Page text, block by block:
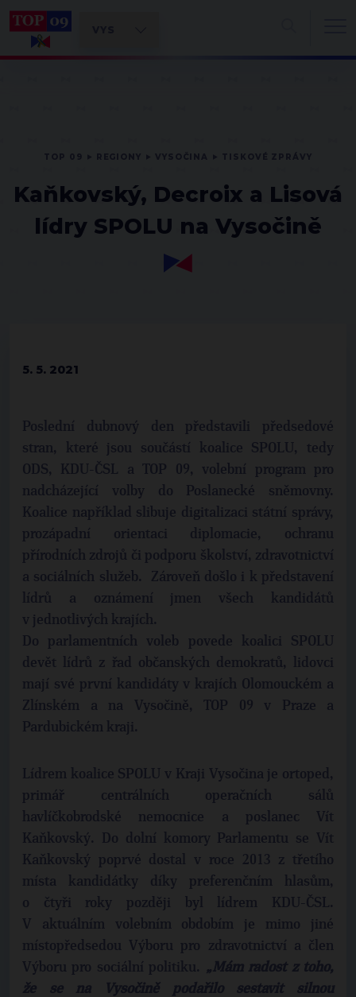
Kaňkovský, Decroix a Lisová
lídry SPOLU na Vysočině
5. 5. 2021
Poslední dubnový den představili předsedové
stran, které jsou součástí koalice SPOLU, tedy
ODS, KDU-ČSL a TOP 09, volební program pro
nadcházející volby do Poslanecké sněmovny.
Koalice například slibuje digitalizaci státní správy,
prozápadní orientaci diplomacie, ochranu
přírodních zdrojů či podporu školství, zdravotnictví
a sociálních služeb. Zároveň došlo i k představení
lídrů a oznámení jmen všech kandidátů
v jednotlivých krajích.
Do parlamentních voleb povede koalici SPOLU
devět lídrů z řad občanských demokratů, lidovci
mají své první kandidáty v krajích Olomouckém a
Zlínském a na Vysočině, TOP 09 v Praze a
Pardubickém kraji.
Lídrem koalice SPOLU v Kraji Vysočina je ortoped,
primář centrálních operačních sálů
havlíčkobrodské nemocnice a poslanec Vít
Kaňkovský. Do dolní komory Parlamentu se Vít
Kaňkovský poprvé dostal v roce 2013 z třetího
místa kandidátky díky preferenčním hlasům,
o čtyři roky později byl lídrem KDU-ČSL.
V aktuálním volebním obdobím je mimo jiné
místopředsedou Výboru pro zdravotnictví a člen
Výboru pro sociální politiku.
„Mám radost z toho,
že se na Vysočině podařilo sestavit silnou